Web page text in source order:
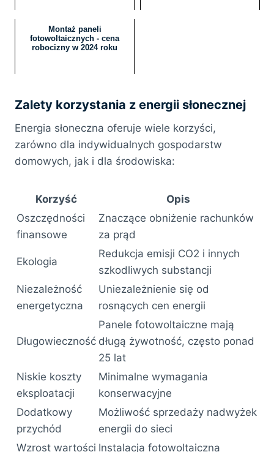
Montaż paneli
fotowoltaicznych - cena
robocizny w 2024 roku
Zalety korzystania z energii słonecznej
Energia słoneczna oferuje wiele korzyści,
zarówno dla indywidualnych gospodarstw
domowych, jak i dla środowiska:
Korzyść
Opis
Oszczędności
finansowe
Znaczące obniżenie rachunków
za prąd
Ekologia
Redukcja emisji CO2 i innych
szkodliwych substancji
Niezależność
energetyczna
Uniezależnienie się od
rosnących cen energii
Długowieczność
Panele fotowoltaiczne mają
długą żywotność, często ponad
25 lat
Niskie koszty
eksploatacji
Minimalne wymagania
konserwacyjne
Dodatkowy
przychód
Możliwość sprzedaży nadwyżek
energii do sieci
Wzrost wartości Instalacja fotowoltaiczna